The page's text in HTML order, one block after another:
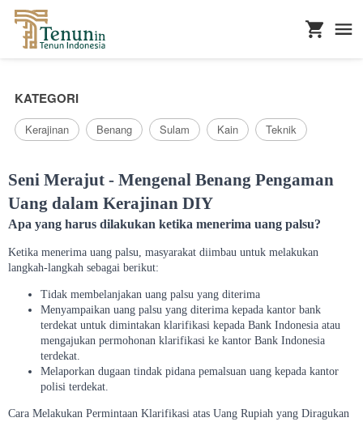
KATEGORI
Kerajinan Benang Sulam Kain Teknik
Seni Merajut - Mengenal Benang Pengaman
Uang dalam Kerajinan DIY
Apa yang harus dilakukan ketika menerima uang palsu?
Ketika menerima uang palsu, masyarakat diimbau untuk melakukan
langkah-langkah sebagai berikut:
Tidak membelanjakan uang palsu yang diterima
Menyampaikan uang palsu yang diterima kepada kantor bank
terdekat untuk dimintakan klarifikasi kepada Bank Indonesia atau
mengajukan permohonan klarifikasi ke kantor Bank Indonesia
terdekat.
Melaporkan dugaan tindak pidana pemalsuan uang kepada kantor
polisi terdekat.
Cara Melakukan Permintaan Klarifikasi atas Uang Rupiah yang Diragukan